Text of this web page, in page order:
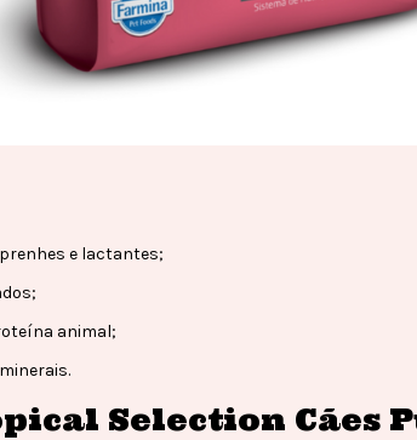
e lactantes;
animal;
Selection Cães